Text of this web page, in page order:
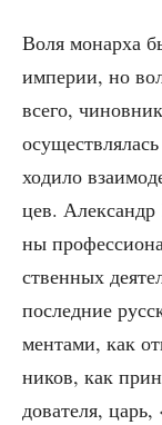
Воля монар­ха
импе­рии, но
все­го,
хо­ди­ло
цев.
ны
ствен­ных
послед­ние
мен­та­ми, как
ни­ков, как
до­ва­те­ля,